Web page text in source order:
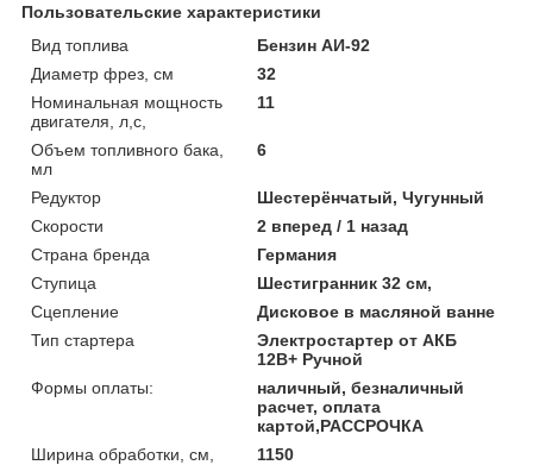
Пользовательские характеристики
Вид топлива
Бензин АИ-92
Диаметр фрез, см
32
Номинальная мощность
двигателя, л,с,
11
Объем топливного бака,
мл
6
Редуктор
Шестерёнчатый, Чугунный
Скорости
2 вперед / 1 назад
Страна бренда
Германия
Ступица
Шестигранник 32 см,
Сцепление
Дисковое в масляной ванне
Тип стартера
Электростартер от АКБ
12В+ Ручной
Формы оплаты:
наличный, безналичный
расчет, оплата
картой,РАССРОЧКА
Ширина обработки, см,
1150